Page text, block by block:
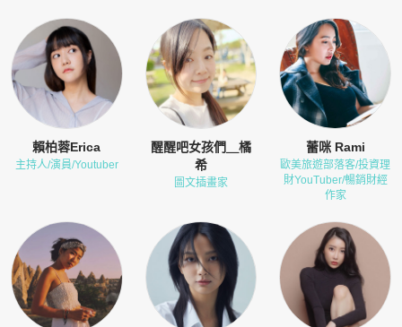
賴柏蓉Erica
主持人/演員/Youtuber
醒醒吧女孩們＿橘
希
圖文插畫家
蕾咪 Rami
歐美旅遊部落客/投資理
財YouTuber/暢銷財經
作家